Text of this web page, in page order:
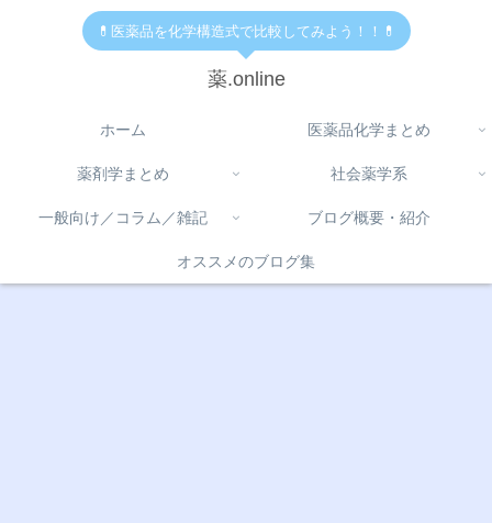
💊医薬品を化学構造式で比較してみよう！！💊
薬.online
ホーム 医薬品化学まとめ
薬剤学まとめ 社会薬学系
一般向け／コラム／雑記 ブログ概要・紹介
オススメのブログ集